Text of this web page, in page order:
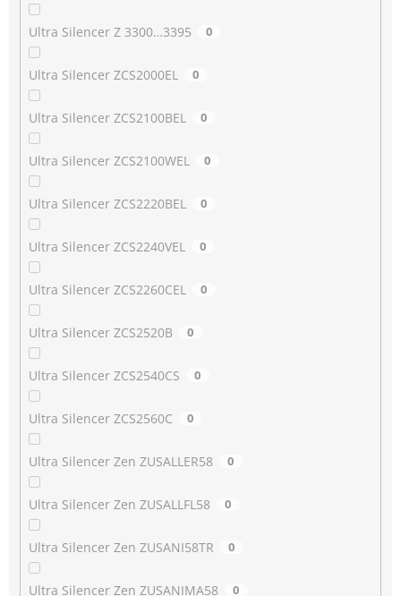
Ultra Silencer Z 3300…3395 0
Ultra Silencer ZCS2000EL 0
Ultra Silencer ZCS2100BEL 0
Ultra Silencer ZCS2100WEL 0
Ultra Silencer ZCS2220BEL 0
Ultra Silencer ZCS2240VEL 0
Ultra Silencer ZCS2260CEL 0
Ultra Silencer ZCS2520B 0
Ultra Silencer ZCS2540CS 0
Ultra Silencer ZCS2560C 0
Ultra Silencer Zen ZUSALLER58 0
Ultra Silencer Zen ZUSALLFL58 0
Ultra Silencer Zen ZUSANI58TR 0
Ultra Silencer Zen ZUSANIMA58 0